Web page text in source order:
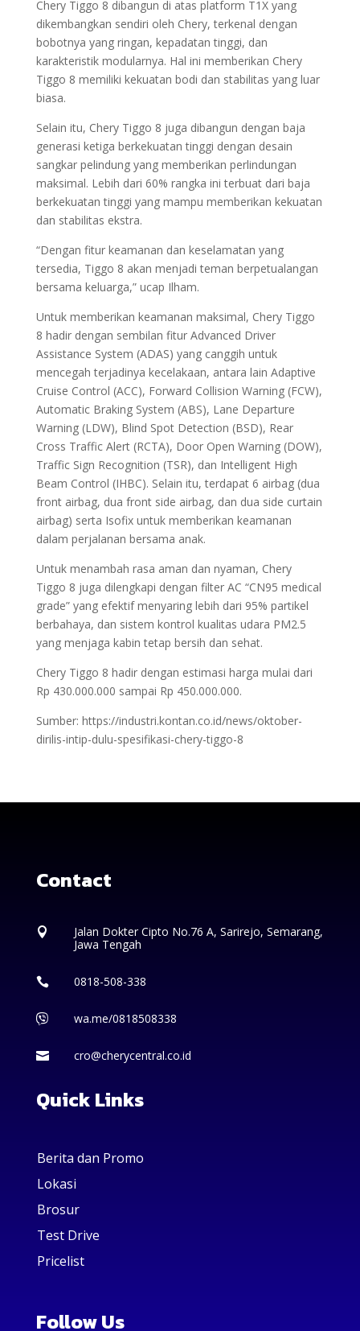
Chery Tiggo 8 dibangun di atas platform T1X yang
dikembangkan sendiri oleh Chery, terkenal dengan
bobotnya yang ringan, kepadatan tinggi, dan
karakteristik modularnya. Hal ini memberikan Chery
Tiggo 8 memiliki kekuatan bodi dan stabilitas yang luar
biasa.
Selain itu, Chery Tiggo 8 juga dibangun dengan baja
generasi ketiga berkekuatan tinggi dengan desain
sangkar pelindung yang memberikan perlindungan
maksimal. Lebih dari 60% rangka ini terbuat dari baja
berkekuatan tinggi yang mampu memberikan kekuatan
dan stabilitas ekstra.
“Dengan fitur keamanan dan keselamatan yang
tersedia, Tiggo 8 akan menjadi teman berpetualangan
bersama keluarga,” ucap Ilham.
Untuk memberikan keamanan maksimal, Chery Tiggo
8 hadir dengan sembilan fitur Advanced Driver
Assistance System (ADAS) yang canggih untuk
mencegah terjadinya kecelakaan, antara lain Adaptive
Cruise Control (ACC), Forward Collision Warning (FCW),
Automatic Braking System (ABS), Lane Departure
Warning (LDW), Blind Spot Detection (BSD), Rear
Cross Traffic Alert (RCTA), Door Open Warning (DOW),
Traffic Sign Recognition (TSR), dan Intelligent High
Beam Control (IHBC). Selain itu, terdapat 6 airbag (dua
front airbag, dua front side airbag, dan dua side curtain
airbag) serta Isofix untuk memberikan keamanan
dalam perjalanan bersama anak.
Untuk menambah rasa aman dan nyaman, Chery
Tiggo 8 juga dilengkapi dengan filter AC “CN95 medical
grade” yang efektif menyaring lebih dari 95% partikel
berbahaya, dan sistem kontrol kualitas udara PM2.5
yang menjaga kabin tetap bersih dan sehat.
Chery Tiggo 8 hadir dengan estimasi harga mulai dari
Rp 430.000.000 sampai Rp 450.000.000.
Sumber: https://industri.kontan.co.id/news/oktober-
dirilis-intip-dulu-spesifikasi-chery-tiggo-8
Contact

Jalan Dokter Cipto No.76 A, Sarirejo, Semarang,
Jawa Tengah
 0818-508-338
 wa.me/0818508338
 cro@cherycentral.co.id
Quick Links
Berita dan Promo
Lokasi
Brosur
Test Drive
Pricelist
Follow Us